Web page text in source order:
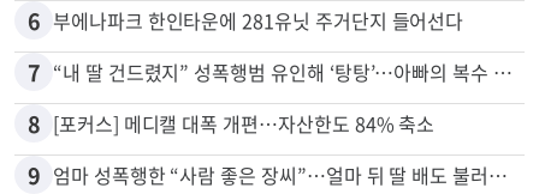
6 부에나파크 한인타운에 281유닛 주거단지 들어선다
7 “내 딸 건드렸지” 성폭행범 유인해 ‘탕탕’…아빠의 복수 결말
8 [포커스] 메디캘 대폭 개편…자산한도 84% 축소
9 엄마 성폭행한 “사람 좋은 장씨”…얼마 뒤 딸 배도 불러왔다